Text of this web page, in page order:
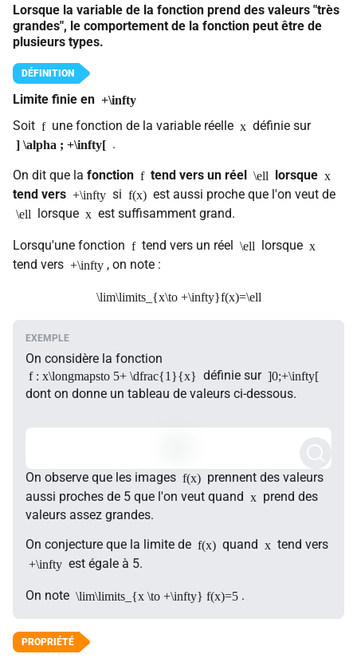
Lorsque la variable de la fonction prend des valeurs "très
grandes", le comportement de la fonction peut être de
plusieurs types.
Limite finie en +\infty
Soit f une fonction de la variable réelle x définie sur
] \alpha ; +\infty[ .
On dit que la fonction f tend vers un réel \ell lorsque x
tend vers +\infty si f(x) est aussi proche que l'on veut de
\ell lorsque x est suffisamment grand.
Lorsqu'une fonction f tend vers un réel \ell lorsque x
tend vers +\infty , on note :
\lim\limits_{x\to +\infty}f(x)=\ell
On considère la fonction
f : x\longmapsto 5+ \dfrac{1}{x} définie sur ]0;+\infty[
dont on donne un tableau de valeurs ci-dessous.
On observe que les images f(x) prennent des valeurs
aussi proches de 5 que l'on veut quand x prend des
valeurs assez grandes.
On conjecture que la limite de f(x) quand x tend vers
+\infty est égale à 5.
On note \lim\limits_{x \to +\infty} f(x)=5 .